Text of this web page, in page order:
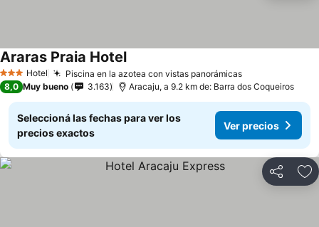
3 Estrellas
Hotel Piscina en la azotea con vistas panorámicas
Araras Praia Hotel
8,0 Muy bueno 3.163 Aracaju, a 9.2 km de: Barra dos Coqueiros
Seleccioná las fechas para ver los
precios exactos
Ver precios
Compartir